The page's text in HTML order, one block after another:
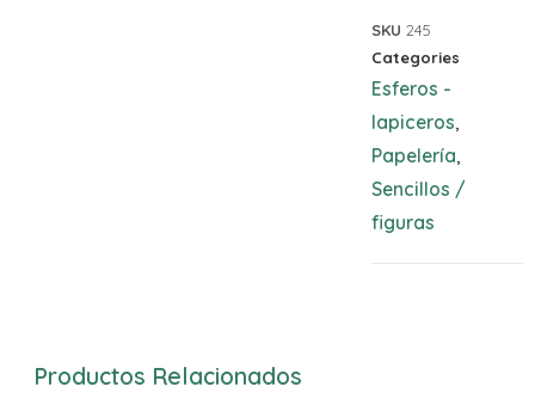
SKU 245
Categories
Esferos -
lapiceros
Papelería
Sencillos /
figuras
Productos Relacionados